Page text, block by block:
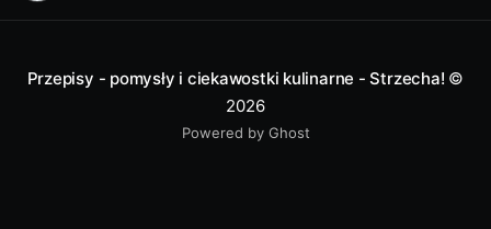
Przepisy - pomysły i ciekawostki kulinarne - Strzecha! ©
2026
Powered by Ghost